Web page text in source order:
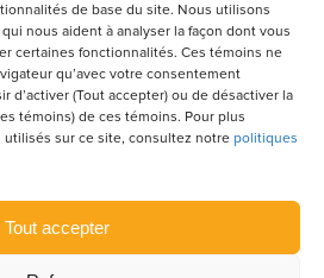
de base du site. Nous utilisons
nous aident à analyser la façon dont vous
certaines fonctionnalités. Ces témoins ne
qu’avec votre consentement
d’activer (Tout accepter) ou de désactiver la
témoins) de ces témoins. Pour plus
utilisés sur ce site, consultez notre politiques
Tout accepter
À NOTRE INFOLETTRE